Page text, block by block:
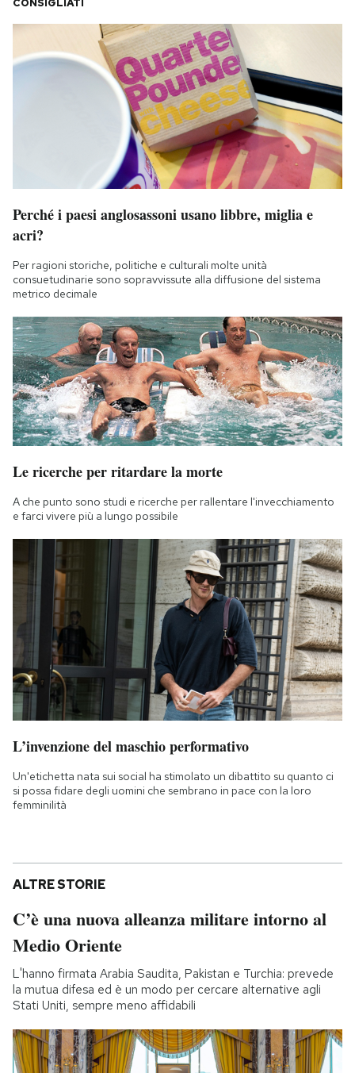
CONSIGLIATI
Perché i paesi anglosassoni usano libbre, miglia e
acri?
Per ragioni storiche, politiche e culturali molte unità
consuetudinarie sono sopravvissute alla diffusione del sistema
metrico decimale
Le ricerche per ritardare la morte
A che punto sono studi e ricerche per rallentare l'invecchiamento
e farci vivere più a lungo possibile
L’invenzione del maschio performativo
Un'etichetta nata sui social ha stimolato un dibattito su quanto ci
si possa fidare degli uomini che sembrano in pace con la loro
femminilità
ALTRE STORIE
C’è una nuova alleanza militare intorno al
Medio Oriente
L'hanno firmata Arabia Saudita, Pakistan e Turchia: prevede
la mutua difesa ed è un modo per cercare alternative agli
Stati Uniti, sempre meno affidabili